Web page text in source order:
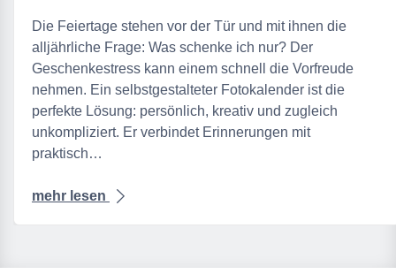
Die Feiertage stehen vor der Tür und mit ihnen die
alljährliche Frage: Was schenke ich nur? Der
Geschenkestress kann einem schnell die Vorfreude
nehmen. Ein selbstgestalteter Fotokalender ist die
perfekte Lösung: persönlich, kreativ und zugleich
unkompliziert. Er verbindet Erinnerungen mit
praktisch…
mehr lesen